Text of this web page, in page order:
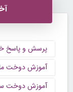
پرسش و پاسخ
آموزش دوخت
آموزش دوخت